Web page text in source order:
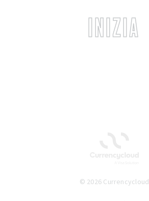
INIZIA
© 2026 Currencycloud